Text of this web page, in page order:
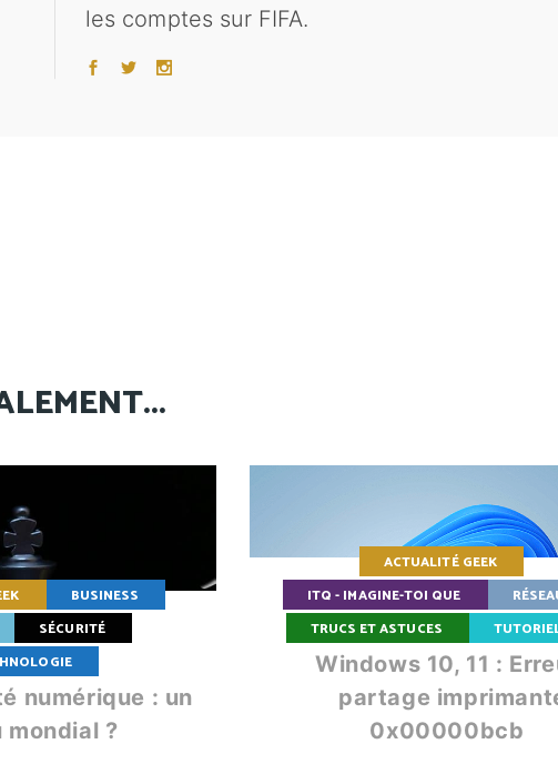
les comptes sur FIFA.
BUSINESS
SÉCURITÉ
numérique : un
mondial ?
ACTUALITÉ GEEK
ITQ - IMAGINE-TOI QUE
TRUCS ET ASTUCES
Windows 10, 11 :
partage
0x00000bcb